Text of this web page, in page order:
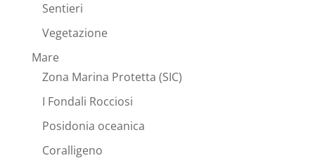
Sentieri
Vegetazione
Mare
Zona Marina Protetta (SIC)
I Fondali Rocciosi
Posidonia oceanica
Coralligeno